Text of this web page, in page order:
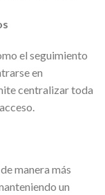
el seguimiento
en
centralizar toda
manera más
un